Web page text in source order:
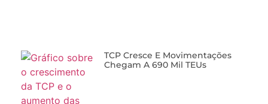
TCP Cresce E Movimentações
Chegam A 690 Mil TEUs